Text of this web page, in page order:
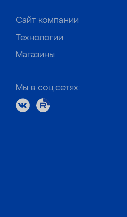
Сайт компании
Технологии
Магазины
Мы в соц.сетях: